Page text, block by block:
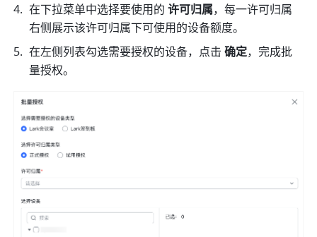
在下拉菜单中选择要使用的 许可归属，每一许可归属
右侧展示该许可归属下可使用的设备额度。
在左侧列表勾选需要授权的设备，点击 确定，完成批
量授权。